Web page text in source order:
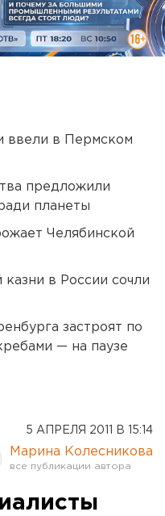
ввели в Пермском
предложили
планеты
Челябинской
в России сочли
застроят по
— на паузе
5 АПРЕЛЯ 2011 В 15:14
Марина Колесникова